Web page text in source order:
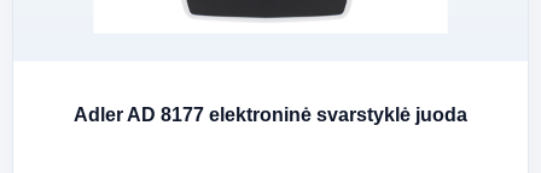
Adler AD 8177 elektroninė svarstyklė juoda